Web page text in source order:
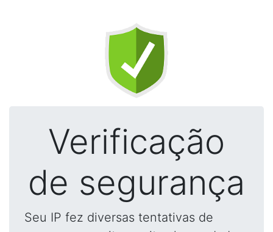
Verificação
de segurança
Seu IP fez diversas tentativas de